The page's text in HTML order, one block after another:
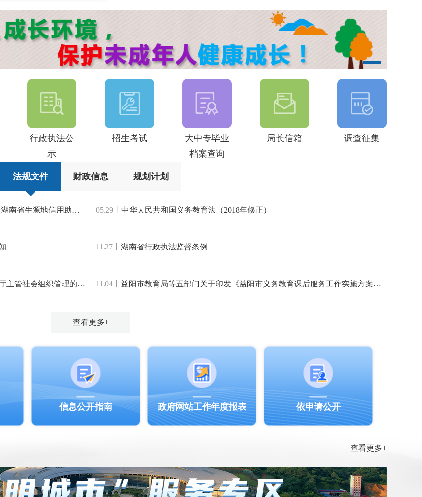
行政执法公
示
招生考试
大中专毕业
档案查询
局长信箱 调查征集
法规文件 财政信息 规划计划
湖南省教育厅 国家开发银行湖南省分行关于印发《湖南省生源地信用助学贷款业务代理费管理办法》的通知 05.29 中华人民共和国义务教育法（2018年修正）
11.27 湖南省行政执法监督条例
湖南省教育厅关于进一步加强省委教育工委省教育厅主管社会组织管理的通知 11.04 益阳市教育局等五部门关于印发《益阳市义务教育课后服务工作实施方案》的通知
查看更多+
信息公开指南 政府网站工作年度报表 依申请公开
查看更多+